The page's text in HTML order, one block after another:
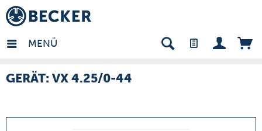
MENÜ
- DE
GERÄT: VX 4.25/0-44